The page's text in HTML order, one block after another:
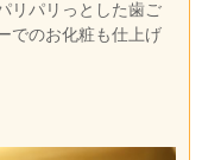
リパリっとした歯ご
でのお化粧も仕上げ